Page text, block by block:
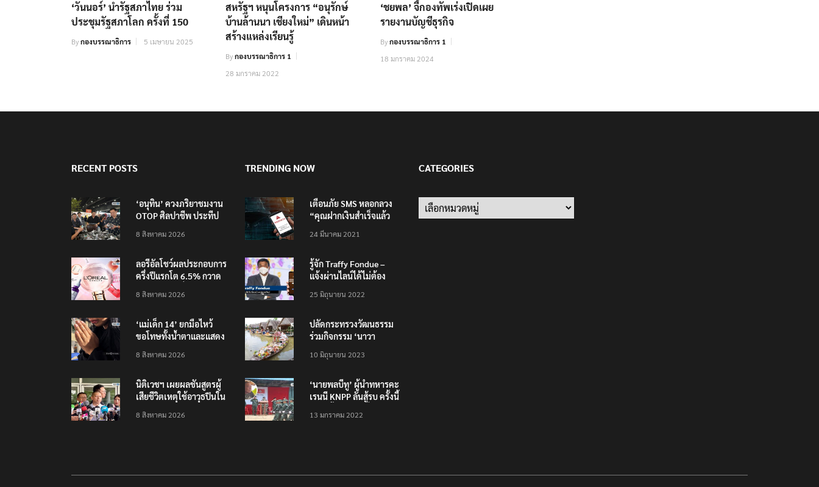
‘วันนอร์’ นำรัฐสภาไทย​ ร่วม
ประชุมรัฐสภาโลก ครั้งที่ 150
Byกองบรรณาธิการ 5 เมษายน 2025
สหรัฐฯ หนุนโครงการ “อนุรักษ์
บ้านล้านนา เชียงใหม่” เดินหน้า
สร้างแหล่งเรียนรู้
Byกองบรรณาธิการ 1
28 มกราคม 2022
‘ชยพล’ จี้กองทัพเร่งเปิดเผย
รายงานบัญชีธุรกิจ
Byกองบรรณาธิการ 1
18 มกราคม 2024
RECENT POSTS
‘อนุทิน’ ควงภริยาชมงาน
OTOP ศิลปาชีพ ประทีป
8 สิงหาคม 2026
ลอรีอัลโชว์ผลประกอบการ
ครึ่งปีแรกโต 6.5% กวาด
คว้าไลเซนส์ ‘กุชชี่’ 50 ปี
ตลาดไทย
8 สิงหาคม 2026
‘แม่เด็ก 14’ ยกมือไหว้
ขอโทษทั้งน้ำตาและแสดง
เสียชีวิต
8 สิงหาคม 2026
นิติเวชฯ เผยผลชันสูตรผู้
เสียชีวิตเหตุใช้อาวุธปืนใน
จุดสำคัญทั้งหมด
8 สิงหาคม 2026
TRENDING NOW
เตือนภัย SMS หลอกลวง
“คุณฝากเงินสำเร็จแล้ว
200,000 บาท”
24 มีนาคม 2021
รู้จัก Traffy Fondue –
แจ้งผ่านไลน์ได้ไม่ต้อง
ทั่วไทย ไม่ใช่แค่ในกรุง
25 มิถุนายน 2022
ปลัดกระทรวงวัฒนธรรม
ร่วมกิจกรรม ‘นาวา
ตักบาตรทางน้ำ
10 มิถุนายน 2023
‘นายพลบีทู’ ผู้นำทหารคะ
เรนนี KNPP ลั่นสู้รบ ครั้งนี้
ประชาชนต้องชนะ
13 มกราคม 2022
CATEGORIES
Categories